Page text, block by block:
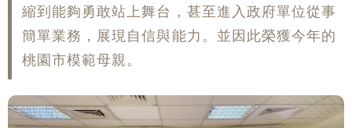
縮到能夠勇敢站上舞台，甚至進入政府單位從事
簡單業務，展現自信與能力。並因此榮獲今年的
桃園市模範母親。